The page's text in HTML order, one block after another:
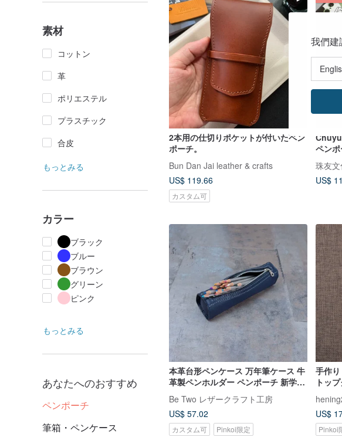
素材
コットン
革
ポリエステル
プラスチック
合皮
もっとみる
カラー
ブラック
ブルー
ブラウン
グリーン
ピンク
もっとみる
あなたへのおすすめ
ペンポーチ
筆箱・ペンケース
2本用の仕切りポケットが付いたペン
ポーチ。
Bun Dan Jai leather & crafts
US$ 119.66
カスタム可
ペン
口文
ィー
珠友
US$
本革台形ペンケース 万年筆ケース 牛
革製ペンホルダー ペンポーチ 新学期
文具 レザー収納
Be Two レザークラフト工房
US$ 57.02
カスタム可 Pinkoi限定
手作
トッ
ォータ
ロー
物 ギ
US$
Pinkoi
我們建